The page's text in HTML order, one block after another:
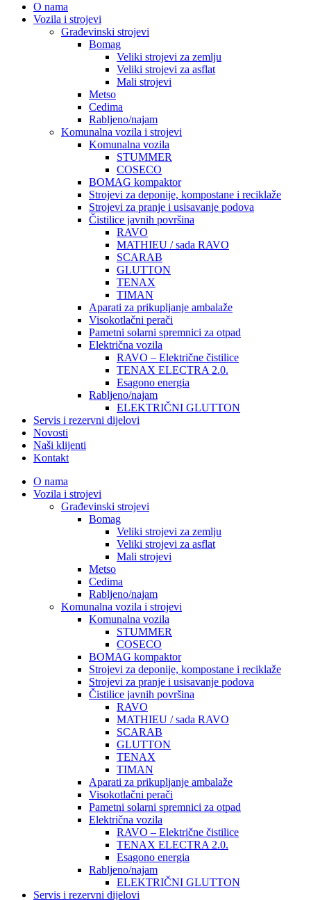
O nama
Vozila i strojevi
Građevinski strojevi
Bomag
Veliki strojevi za zemlju
Veliki strojevi za asflat
Mali strojevi
Metso
Cedima
Rabljeno/najam
Komunalna vozila i strojevi
Komunalna vozila
STUMMER
COSECO
BOMAG kompaktor
Strojevi za deponije, kompostane i reciklaže
Strojevi za pranje i usisavanje podova
Čistilice javnih površina
RAVO
MATHIEU / sada RAVO
SCARAB
GLUTTON
TENAX
TIMAN
Aparati za prikupljanje ambalaže
Visokotlačni perači
Pametni solarni spremnici za otpad
Električna vozila
RAVO – Električne čistilice
TENAX ELECTRA 2.0.
Esagono energia
Rabljeno/najam
ELEKTRIČNI GLUTTON
Servis i rezervni dijelovi
Novosti
Naši klijenti
Kontakt
O nama
Vozila i strojevi
Građevinski strojevi
Bomag
Veliki strojevi za zemlju
Veliki strojevi za asflat
Mali strojevi
Metso
Cedima
Rabljeno/najam
Komunalna vozila i strojevi
Komunalna vozila
STUMMER
COSECO
BOMAG kompaktor
Strojevi za deponije, kompostane i reciklaže
Strojevi za pranje i usisavanje podova
Čistilice javnih površina
RAVO
MATHIEU / sada RAVO
SCARAB
GLUTTON
TENAX
TIMAN
Aparati za prikupljanje ambalaže
Visokotlačni perači
Pametni solarni spremnici za otpad
Električna vozila
RAVO – Električne čistilice
TENAX ELECTRA 2.0.
Esagono energia
Rabljeno/najam
ELEKTRIČNI GLUTTON
Servis i rezervni dijelovi